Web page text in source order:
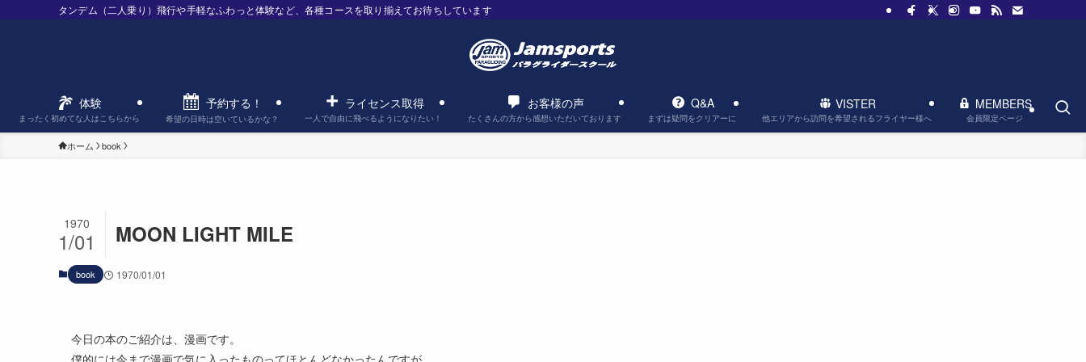
タンデム（二人乗り）飛行や手軽なふわっと体験など、各種コースを取り揃えてお待ちしています
体験
まったく初めてな人はこちらから
予約する！
希望の日時は空いているかな？
ライセンス取得
一人で自由に飛べるようになりたい！
お客様の声
たくさんの方から感想いただいております
Q&A
まずは疑問をクリアーに
VISTER
他エリアから訪問を希望されるフライヤー様へ
MEMBERS
会員限定ページ
ホーム book
MOON LIGHT MILE
1970
1/01
book 1970/01/01
今日の本のご紹介は、漫画です。
僕的には今まで漫画で気に入ったものってほとんどなかったんですが、